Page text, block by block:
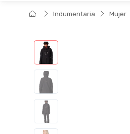
Indumentaria Mujer